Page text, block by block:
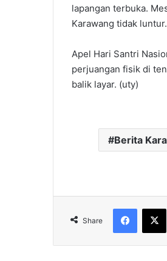
lapangan terbuka.
Karawang tidak luntur.
‎Apel Hari Santri
perjuangan fisik di
balik layar. (uty)
Berita
Share
X